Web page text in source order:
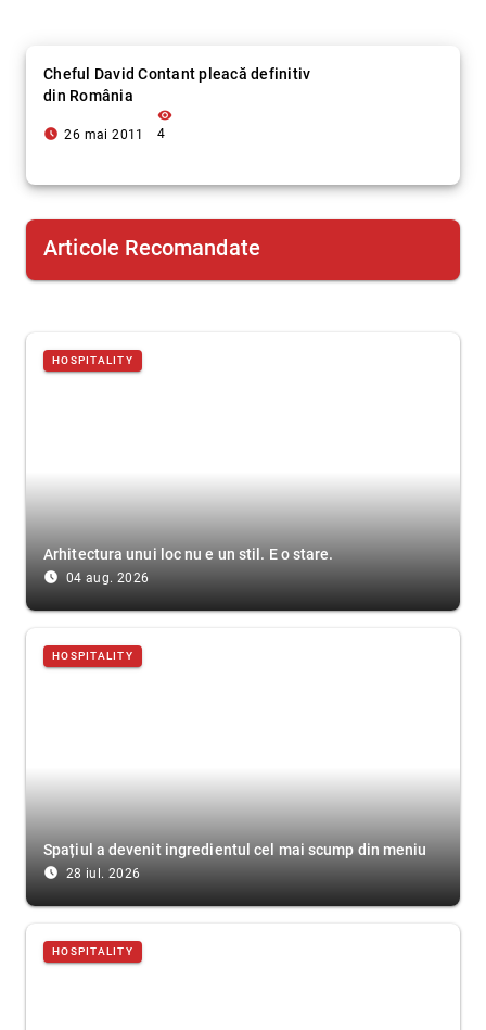
Cheful David Contant pleacă definitiv
din România
access_time_filled 26 mai 2011
visibility
4
Articole Recomandate
HOSPITALITY
Arhitectura unui loc nu e un stil. E o stare.
access_time_filled 04 aug. 2026
HOSPITALITY
Spațiul a devenit ingredientul cel mai scump din meniu
access_time_filled 28 iul. 2026
HOSPITALITY